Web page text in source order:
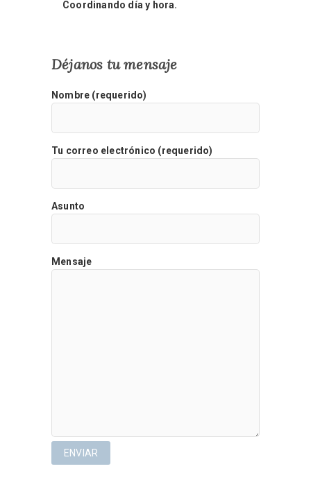
Coordinando día y hora.
Déjanos tu mensaje
Nombre (requerido)
Tu correo electrónico (requerido)
Asunto
Mensaje